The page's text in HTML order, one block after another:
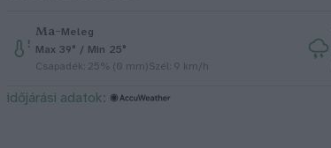
Ma–Meleg
Max 39° / Min 25°
Csapadék: 25% (0 mm)Szél: 9 km/h
időjárási adatok: